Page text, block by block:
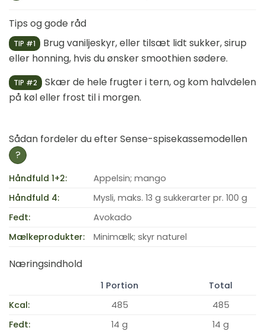
Tips og gode råd
TIP #1
Brug vaniljeskyr, eller tilsæt lidt sukker, sirup
eller honning, hvis du ønsker smoothien sødere.
TIP #2
Skær de hele frugter i tern, og kom halvdelen
på køl eller frost til i morgen.
Sådan fordeler du efter Sense-spisekassemodellen
?
Håndfuld 1+2:
Appelsin; mango
Håndfuld 4:
Mysli, maks. 13 g sukkerarter pr. 100 g
Fedt:
Avokado
Mælkeprodukter:
Minimælk; skyr naturel
Næringsindhold
1 Portion
Total
Kcal:
485
485
Fedt:
14 g 14 g